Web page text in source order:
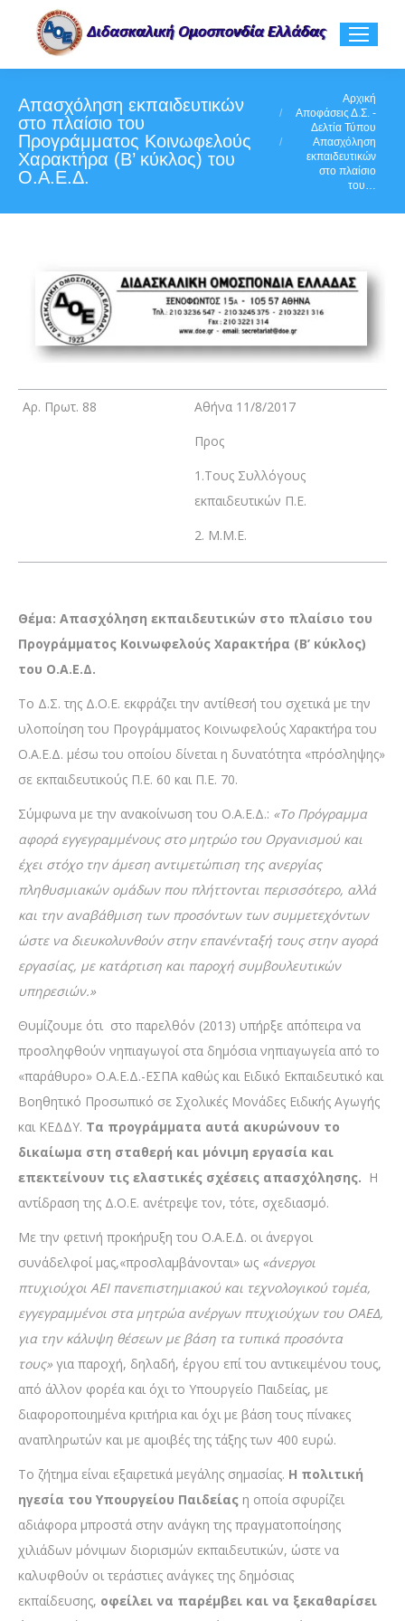
Απασχόληση εκπαιδευτικών
στο πλαίσιο του
Προγράμματος Κοινωφελούς
Χαρακτήρα (Β’ κύκλος) του
Ο.Α.Ε.Δ.
Αρχική
Αποφάσεις Δ.Σ. -
Δελτία Τύπου
Απασχόληση
εκπαιδευτικών
στο πλαίσιο
του…
Αρ. Πρωτ. 88
Αθήνα 11/8/2017
Προς
1.Τους Συλλόγους
εκπαιδευτικών Π.Ε.
2. M.M.E.
Θέμα: Απασχόληση εκπαιδευτικών στο πλαίσιο του
Προγράμματος Κοινωφελούς Χαρακτήρα (Β’ κύκλος)
του Ο.Α.Ε.Δ.
Το Δ.Σ. της Δ.Ο.Ε. εκφράζει την αντίθεσή του σχετικά με την
υλοποίηση του Προγράμματος Κοινωφελούς Χαρακτήρα του
Ο.Α.Ε.Δ. μέσω του οποίου δίνεται η δυνατότητα «πρόσληψης»
σε εκπαιδευτικούς Π.Ε. 60 και Π.Ε. 70.
Σύμφωνα με την ανακοίνωση του Ο.Α.Ε.Δ.: «Το Πρόγραμμα
αφορά εγγεγραμμένους στο μητρώο του Οργανισμού και
έχει στόχο την άμεση αντιμετώπιση της ανεργίας
πληθυσμιακών ομάδων που πλήττονται περισσότερο, αλλά
και την αναβάθμιση των προσόντων των συμμετεχόντων
ώστε να διευκολυνθούν στην επανένταξή τους στην αγορά
εργασίας, με κατάρτιση και παροχή συμβουλευτικών
υπηρεσιών.»
Θυμίζουμε ότι στο παρελθόν (2013) υπήρξε απόπειρα να
προσληφθούν νηπιαγωγοί στα δημόσια νηπιαγωγεία από το
«παράθυρο» Ο.Α.Ε.Δ.-ΕΣΠΑ καθώς και Ειδικό Εκπαιδευτικό και
Βοηθητικό Προσωπικό σε Σχολικές Μονάδες Ειδικής Αγωγής
και ΚΕΔΔΥ. Τα προγράμματα αυτά ακυρώνουν το
δικαίωμα στη σταθερή και μόνιμη εργασία και
επεκτείνουν τις ελαστικές σχέσεις απασχόλησης. Η
αντίδραση της Δ.Ο.Ε. ανέτρεψε τον, τότε, σχεδιασμό.
Με την φετινή προκήρυξη του Ο.Α.Ε.Δ. οι άνεργοι
συνάδελφοί μας,«προσλαμβάνονται» ως «άνεργοι
πτυχιούχοι ΑΕΙ πανεπιστημιακού και τεχνολογικού τομέα,
εγγεγραμμένοι στα μητρώα ανέργων πτυχιούχων του ΟΑΕΔ,
για την κάλυψη θέσεων με βάση τα τυπικά προσόντα
τους» για παροχή, δηλαδή, έργου επί του αντικειμένου τους,
από άλλον φορέα και όχι το Υπουργείο Παιδείας, με
διαφοροποιημένα κριτήρια και όχι με βάση τους πίνακες
αναπληρωτών και με αμοιβές της τάξης των 400 ευρώ.
Το ζήτημα είναι εξαιρετικά μεγάλης σημασίας. Η πολιτική
ηγεσία του Υπουργείου Παιδείας η οποία σφυρίζει
αδιάφορα μπροστά στην ανάγκη της πραγματοποίησης
χιλιάδων μόνιμων διορισμών εκπαιδευτικών, ώστε να
καλυφθούν οι τεράστιες ανάγκες της δημόσιας
εκπαίδευσης, οφείλει να παρέμβει και να ξεκαθαρίσει